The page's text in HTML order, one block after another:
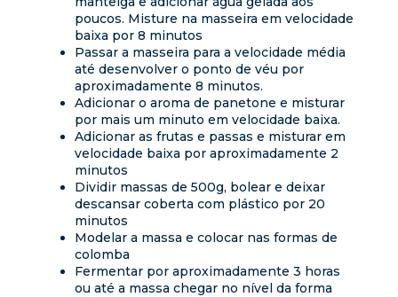
poucos. Misture na masseira em velocidade
baixa por 8 minutos
Passar a masseira para a velocidade média
até desenvolver o ponto de véu por
aproximadamente 8 minutos.
Adicionar o aroma de panetone e misturar
por mais um minuto em velocidade baixa.
Adicionar as frutas e passas e misturar em
velocidade baixa por aproximadamente 2
minutos
Dividir massas de 500g, bolear e deixar
descansar coberta com plástico por 20
minutos
Modelar a massa e colocar nas formas de
colomba
Fermentar por aproximadamente 3 horas
ou até a massa chegar no nível da forma